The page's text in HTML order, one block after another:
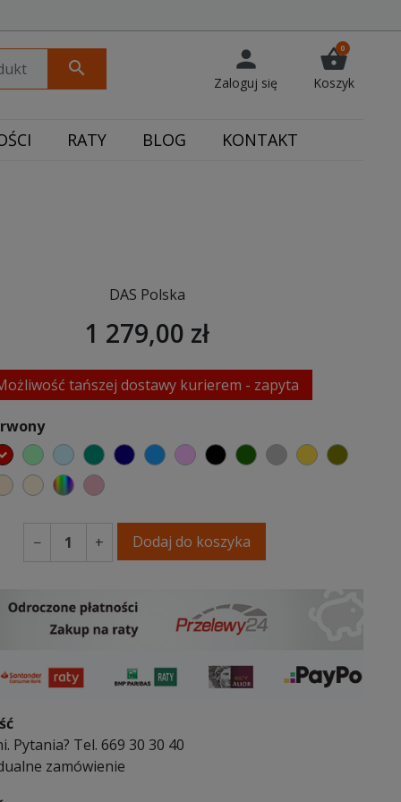
search person
Zaloguj się
shopping_basket
0
Koszyk
RATY BLOG KONTAKT
DAS Polska
1 279,00 zł
tańszej dostawy kurierem - zapyta
czerwony
miętowybłękitnyturkusowy
granatowy
niebieski
różowyczarnybutelkowa zieleń
szary
niebieski
ciepły kremowy
ecru beżowy
wybór koloru
brudny róż
− + Dodaj do koszyka
Pytania? Tel. 669 30 30 40
zamówienie